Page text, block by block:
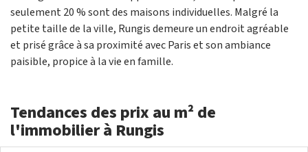
seulement 20 % sont des maisons individuelles. Malgré la
petite taille de la ville, Rungis demeure un endroit agréable
et prisé grâce à sa proximité avec Paris et son ambiance
paisible, propice à la vie en famille.
Tendances des prix au m² de
l'immobilier à Rungis